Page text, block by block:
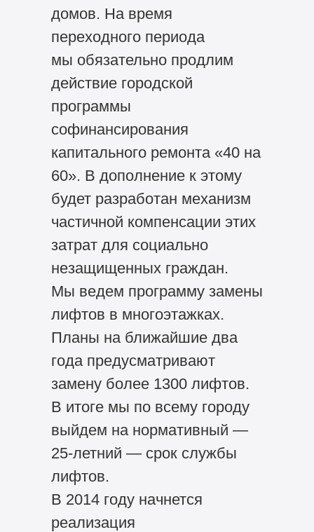
домов. На время
переходного периода
мы обязательно продлим
действие городской
программы
софинансирования
капитального ремонта «40 на
60». В дополнение к этому
будет разработан механизм
частичной компенсации этих
затрат для социально
незащищенных граждан.
Мы ведем программу замены
лифтов в многоэтажках.
Планы на ближайшие два
года предусматривают
замену более 1300 лифтов.
В итоге мы по всему городу
выйдем на нормативный —
25-летний — срок службы
лифтов.
В 2014 году начнется
реализация